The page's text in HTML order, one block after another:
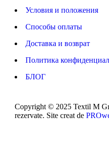
Условия и положения
Способы оплаты
Доставка и возврат
Политика
БЛОГ
Copyright © 2025 Textil M
rezervate. Site creat de